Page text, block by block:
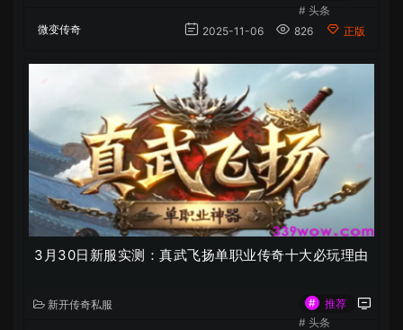
# 头条
微变传奇
2025-11-06 826 正版
3月30日新服实测：真武飞扬单职业传奇十大必玩理由
新开传奇私服 #
推荐
# 头条